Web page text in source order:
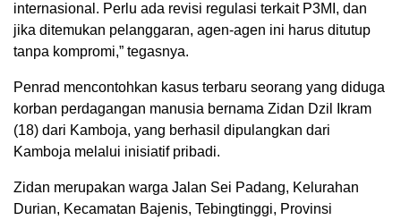
internasional. Perlu ada revisi regulasi terkait P3MI, dan
jika ditemukan pelanggaran, agen-agen ini harus ditutup
tanpa kompromi,” tegasnya.
Penrad mencontohkan kasus terbaru seorang yang diduga
korban perdagangan manusia bernama Zidan Dzil Ikram
(18) dari Kamboja, yang berhasil dipulangkan dari
Kamboja melalui inisiatif pribadi.
Zidan merupakan warga Jalan Sei Padang, Kelurahan
Durian, Kecamatan Bajenis, Tebingtinggi, Provinsi